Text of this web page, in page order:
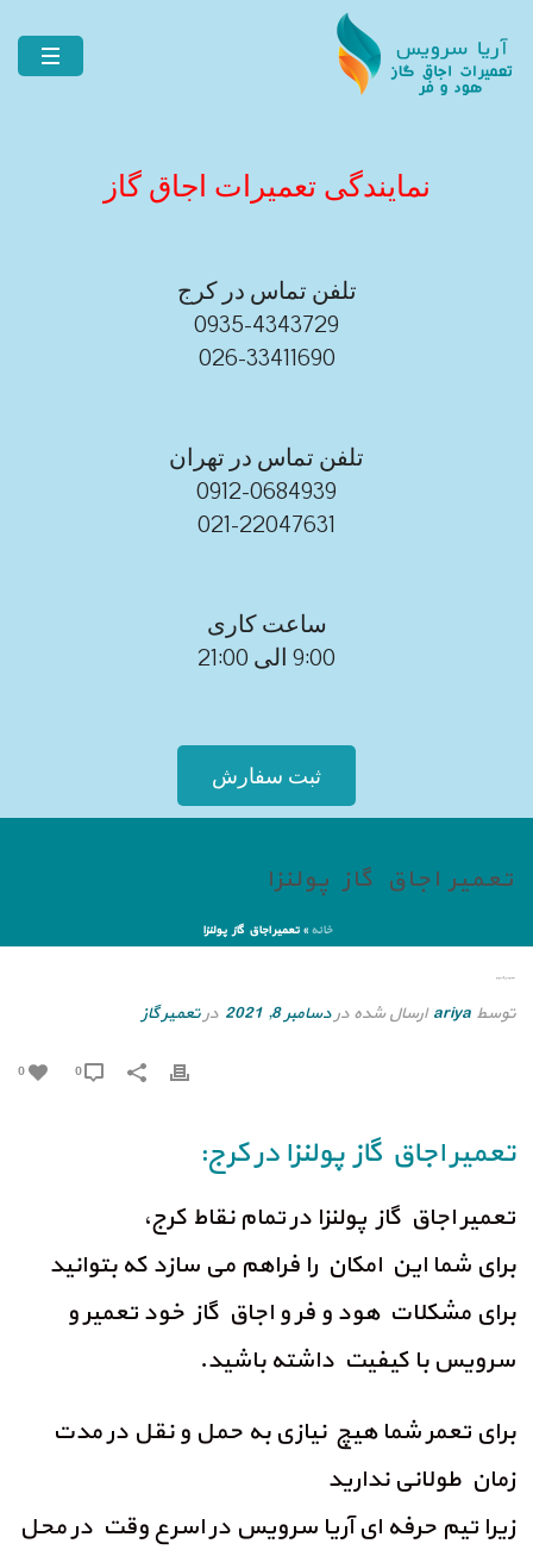
نمایندگی تعمیرات اجاق گاز
تلفن تماس در کرج
0935-4343729
026-33411690
تلفن تماس در تهران
0912-0684939
021-22047631
ساعت کاری
9:00 الی 21:00
ثبت سفارش
تعمیر اجاق گاز پولنزا
خانه »تعمیر اجاق گاز پولنزا
تعمیر اجاق گاز پولنزا
توسط ariyaارسال شده دردسامبر 8, 2021 درتعمیر گاز
0
تعمیر اجاق گاز پولنزا در کرج:
تعمیر اجاق گاز پولنزا در تمام نقاط کرج،
برای شما این امکان را فراهم می سازد که بتوانید
برای مشکلات هود و فر و اجاق گاز خود تعمیر و
سرویس با کیفیت داشته باشید.
برای تعمر شما هیچ نیازی به حمل و نقل در مدت
زمان طولانی ندارید
زیرا تیم حرفه ای آریا سرویس در اسرع وقت در محل